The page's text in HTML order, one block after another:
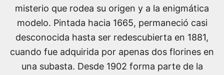
misterio que rodea su origen y a la enigmática
modelo. Pintada hacia 1665, permaneció casi
desconocida hasta ser redescubierta en 1881,
cuando fue adquirida por apenas dos florines en
una subasta. Desde 1902 forma parte de la